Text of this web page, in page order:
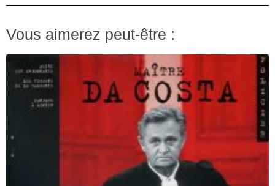
Vous aimerez peut-être :